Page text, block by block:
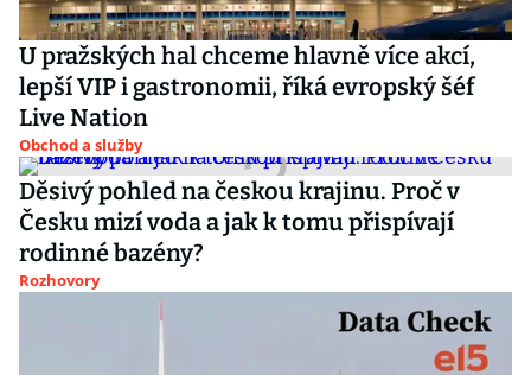
U pražských hal chceme hlavně více akcí,
lepší VIP i gastronomii, říká evropský šéf
Live Nation
Obchod a služby
Děsivý pohled na českou krajinu. Proč v
Česku mizí voda a jak k tomu přispívají
rodinné bazény?
Rozhovory